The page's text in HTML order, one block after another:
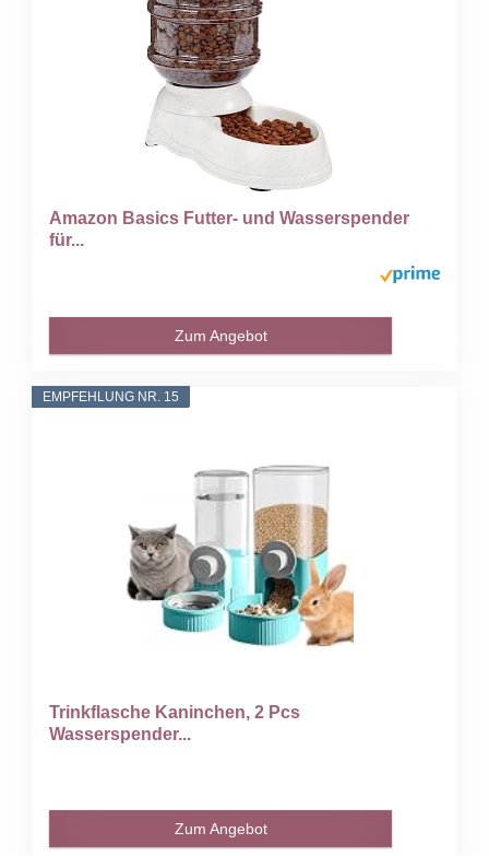
Amazon Basics Futter- und Wasserspender
für...
Zum Angebot
EMPFEHLUNG NR. 15
Trinkflasche Kaninchen, 2 Pcs
Wasserspender...
Zum Angebot